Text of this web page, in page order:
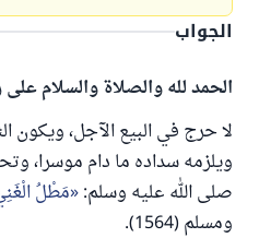
الجواب
الحمد لله والصلاة والسلام
لا حرج في البيع الآجل، ويكون
ويلزمه سداده ما دام موسرا،
صلى الله عليه وسلم: مَطْلُ
ومسلم (1564).